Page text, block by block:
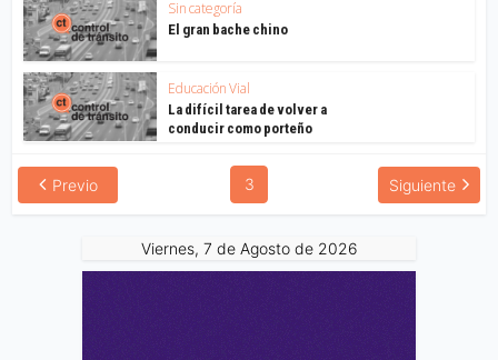
Sin categoría
El gran bache chino
Educación Vial
La difícil tarea de volver a
conducir como porteño
Previo 3 Siguiente
Viernes, 7 de Agosto de 2026